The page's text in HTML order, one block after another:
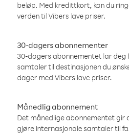
beløp. Med kredittkort, kan du
verden til Vibers lave priser.
30-dagers abonnementer
30-dagers abonnementet lar
samtaler til destinasjonen du
dager med Vibers lave priser.
Månedlig abonnement
Det månedlige abonnementet gir
gjøre internasjonale samtaler til